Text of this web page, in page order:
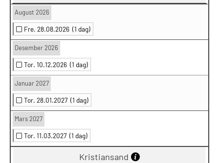
August 2026
Fre. 28.08.2026 (1 dag)
Desember 2026
Tor. 10.12.2026 (1 dag)
Januar 2027
Tor. 28.01.2027 (1 dag)
Mars 2027
Tor. 11.03.2027 (1 dag)
Kristiansand